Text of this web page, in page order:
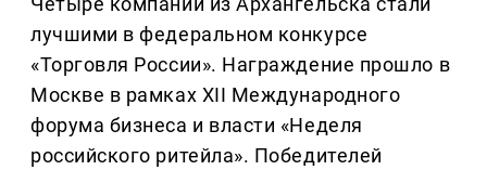
лучшими в федеральном конкурсе
«Торговля России». Награждение прошло в
Москве в рамках XII Международного
форума бизнеса и власти «Неделя
российского ритейла». Победителей